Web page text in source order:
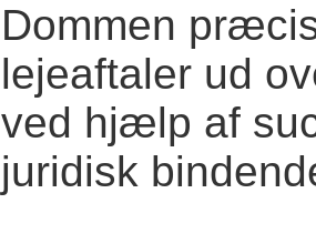
Dommen
lejeaftaler ud
ved hjælp af
juridisk